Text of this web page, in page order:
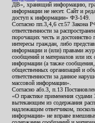
ДВ», хранящий информацию,
информации не несет. Сайт и
доступ к информации» ФЗ-149.
Согласно пп.3,4,6 ст.57 Закона
ответственности за
порочащих честь и
интересы граждан, либо
информации и (или) правами
сообщений и материалов или их
информации (а также сообщения,
общественных организаций и
ответственности за данное
массовой информации».
Согласно абз.3, п.13
«О практике применения
вытекающим из содержания
надлежащим ответчиком,
информации» не вправе